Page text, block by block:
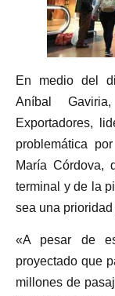
En medio del
Aníbal
Exportadores,
problemática
María Córdova,
terminal y de la
sea una
«A pesar de
proyectado que
millones de